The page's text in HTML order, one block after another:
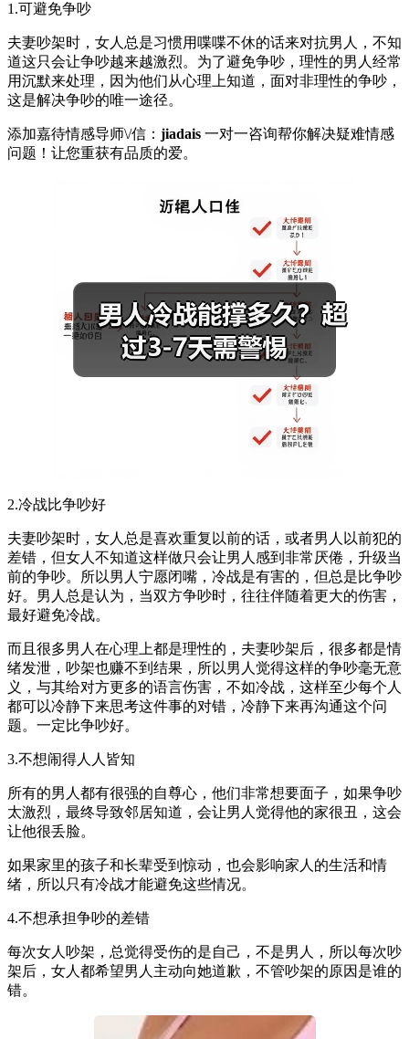
1.可避免争吵
夫妻吵架时，女人总是习惯用喋喋不休的话来对抗男人，不知
道这只会让争吵越来越激烈。为了避免争吵，理性的男人经常
用沉默来处理，因为他们从心理上知道，面对非理性的争吵，
这是解决争吵的唯一途径。
添加嘉待情感导师\/信： jiadais 一对一咨询帮你解决疑难情感
问题！让您重获有品质的爱。
2.冷战比争吵好
夫妻吵架时，女人总是喜欢重复以前的话，或者男人以前犯的
差错，但女人不知道这样做只会让男人感到非常厌倦，升级当
前的争吵。所以男人宁愿闭嘴，冷战是有害的，但总是比争吵
好。男人总是认为，当双方争吵时，往往伴随着更大的伤害，
最好避免冷战。
而且很多男人在心理上都是理性的，夫妻吵架后，很多都是情
绪发泄，吵架也赚不到结果，所以男人觉得这样的争吵毫无意
义，与其给对方更多的语言伤害，不如冷战，这样至少每个人
都可以冷静下来思考这件事的对错，冷静下来再沟通这个问
题。一定比争吵好。
3.不想闹得人人皆知
所有的男人都有很强的自尊心，他们非常想要面子，如果争吵
太激烈，最终导致邻居知道，会让男人觉得他的家很丑，这会
让他很丢脸。
如果家里的孩子和长辈受到惊动，也会影响家人的生活和情
绪，所以只有冷战才能避免这些情况。
4.不想承担争吵的差错
每次女人吵架，总觉得受伤的是自己，不是男人，所以每次吵
架后，女人都希望男人主动向她道歉，不管吵架的原因是谁的
错。